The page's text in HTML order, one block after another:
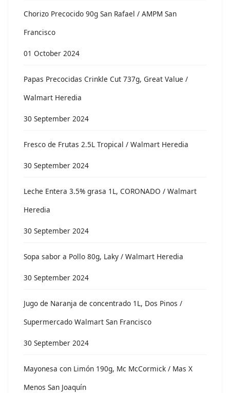
Chorizo Precocido 90g San Rafael / AMPM San
Francisco
01 October 2024
Papas Precocidas Crinkle Cut 737g, Great Value /
Walmart Heredia
30 September 2024
Fresco de Frutas 2.5L Tropical / Walmart Heredia
30 September 2024
Leche Entera 3.5% grasa 1L, CORONADO / Walmart
Heredia
30 September 2024
Sopa sabor a Pollo 80g, Laky / Walmart Heredia
30 September 2024
Jugo de Naranja de concentrado 1L, Dos Pinos /
Supermercado Walmart San Francisco
30 September 2024
Mayonesa con Limón 190g, Mc McCormick / Mas X
Menos San Joaquín